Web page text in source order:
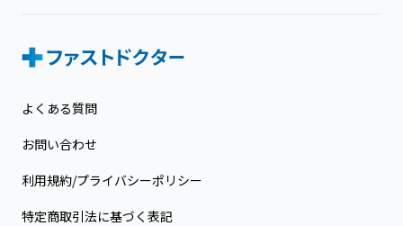
よくある質問
お問い合わせ
利用規約/プライバシーポリシー
特定商取引法に基づく表記